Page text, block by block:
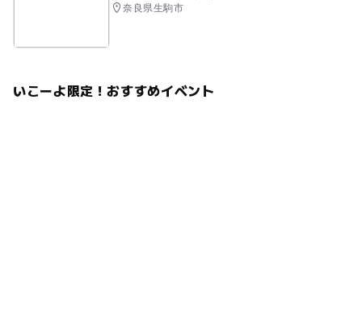
奈良県生駒市
いこーよ限定！おすすめイベント